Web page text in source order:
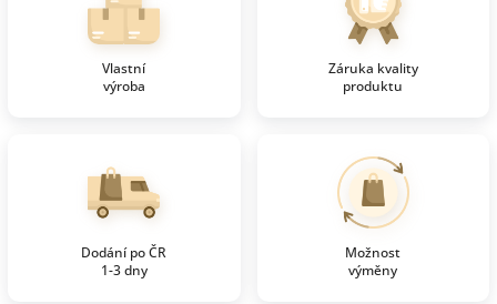
Vlastní
výroba
Záruka kvality
produktu
Dodání po ČR
1-3 dny
Možnost
výměny